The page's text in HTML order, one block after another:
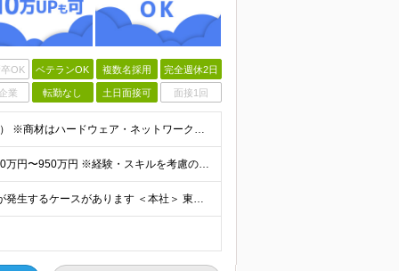
OK ベテランOK 複数名採用 完全週休2日
業 転勤なし 土日面接可 面接1回
■学歴不問 ■IT業界における法人営業経験（目安3年以上） ※商材はハードウェア・ネットワーク・SaaS等、領域は問いません ※エンジニア出身の方も、顧客折衝経験があれば歓迎します ＜こんな方をお待
月給34万2,000円～65万5,000円＋諸手当 初年度年収500万円〜950万円 ※経験・スキルを考慮の上、当社規定により決定します ※上記に加え、Google Cloud資格の取得数に応じた資
◎「大手町駅」出口直結！ ◎リモートワーク可 ※出社が発生するケースがあります ＜本社＞ 東京都千代田区大手町1-7-2 東京サンケイビル 26F (変更の範囲) 会社の定める勤務地